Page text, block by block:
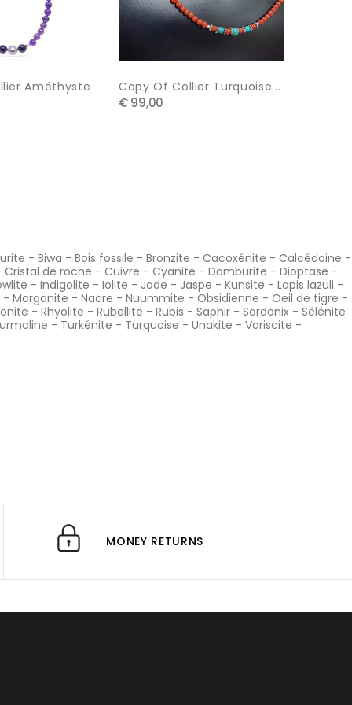
Améthyste Copy Of Collier Turquoise...
€ 99,00
- Biwa - Bois fossile - Bronzite - Cacoxénite - Calcédoine -
Cristal de roche - Cuivre - Cyanite - Damburite - Dioptase -
- Indigolite - Iolite - Jade - Jaspe - Kunsite - Lapis lazuli -
- Morganite - Nacre - Nuummite - Obsidienne - Oeil de tigre -
- Rhyolite - Rubellite - Rubis - Saphir - Sardonix - Sélénite
- Turkénite - Turquoise - Unakite - Variscite -
MONEY RETURNS